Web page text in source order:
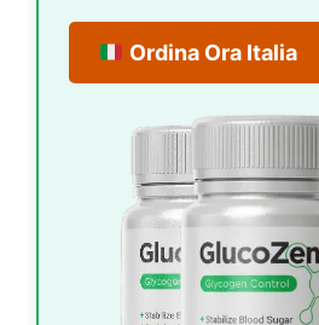
Ordina Ora Italia